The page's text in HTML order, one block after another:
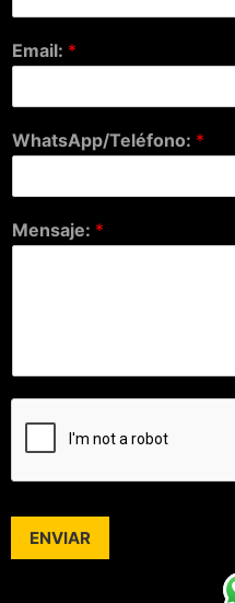
Email: *
WhatsApp/Teléfono: *
Mensaje: *
ENVIAR